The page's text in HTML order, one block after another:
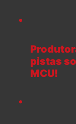
pistas
MCU!